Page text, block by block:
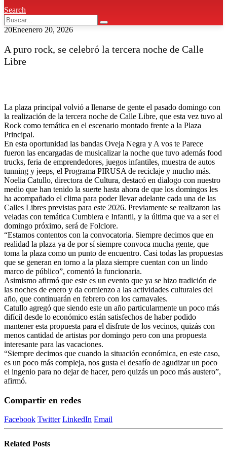
Search
20Eneenero 20, 2026
A puro rock, se celebró la tercera noche de Calle
Libre
La plaza principal volvió a llenarse de gente el pasado domingo con
la realización de la tercera noche de Calle Libre, que esta vez tuvo al
Rock como temática en el escenario montado frente a la Plaza
Principal.
En esta oportunidad las bandas Oveja Negra y A vos te Parece
fueron las encargadas de musicalizar la noche que tuvo además food
trucks, feria de emprendedores, juegos infantiles, muestra de autos
tunning y jeeps, el Programa PIRUSA de reciclaje y mucho más.
Noelia Catullo, directora de Cultura, destacó en dialogo con nuestro
medio que han tenido la suerte hasta ahora de que los domingos les
ha acompañado el clima para poder llevar adelante cada una de las
Calles Libres previstas para este 2026. Previamente se realizaron las
veladas con temática Cumbiera e Infantil, y la última que va a ser el
domingo próximo, será de Folclore.
“Estamos contentos con la convocatoria. Siempre decimos que en
realidad la plaza ya de por sí siempre convoca mucha gente, que
toma la plaza como un punto de encuentro. Casi todas las propuestas
que se generan en torno a la plaza siempre cuentan con un lindo
marco de público”, comentó la funcionaria.
Asimismo afirmó que este es un evento que ya se hizo tradición de
las noches de enero y da comienzo a las actividades culturales del
año, que continuarán en febrero con los carnavales.
Catullo agregó que siendo este un año particularmente un poco más
difícil desde lo económico están satisfechos de haber podido
mantener esta propuesta para el disfrute de los vecinos, quizás con
menos cantidad de artistas por domingo pero con una propuesta
interesante para las vacaciones.
“Siempre decimos que cuando la situación económica, en este caso,
es un poco más compleja, nos gusta el desafío de agudizar un poco
el ingenio para no dejar de hacer, pero quizás un poco más austero”,
afirmó.
Compartir en redes
Facebook Twitter LinkedIn Email
Related Posts